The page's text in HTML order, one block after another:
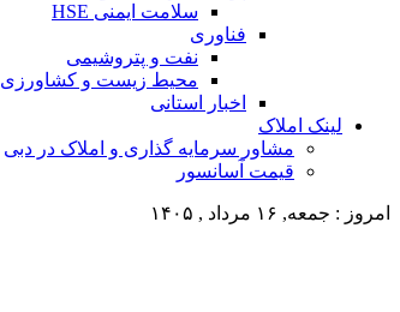
سلامت ایمنی HSE
فناوری
نفت و پتروشیمی
محیط زیست و کشاورزی
اخبار استانی
لینک املاک
مشاور سرمایه گذاری و املاک در دبی
قیمت آسانسور
امروز : جمعه, ۱۶ مرداد , ۱۴۰۵